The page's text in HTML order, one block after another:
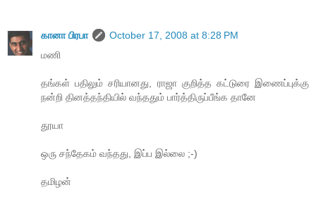
கானா பிரபா
October 17, 2008 at 8:28 PM
மணி
தங்கள் பதிலும் சரியானது, ராஜா குறித்த கட்டுரை இணைப்புக்கு
நன்றி தினத்தந்தியில் வந்ததும் பார்த்திருப்பீங்க தானே
தூயா
ஒரு சந்தேகம் வந்தது, இப்ப இல்லை ;-)
தமிழன்